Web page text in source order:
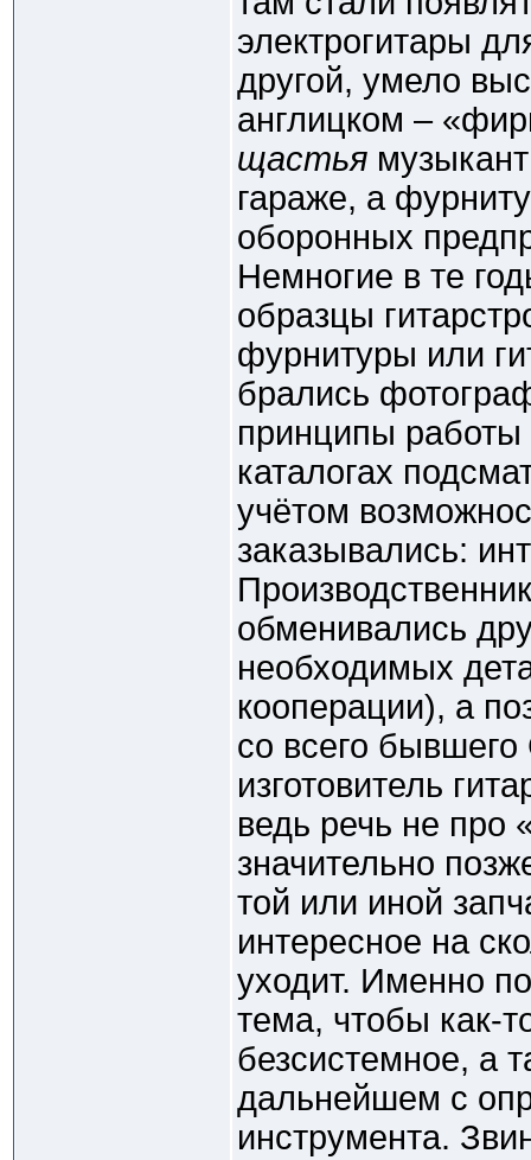
электрогитары
другой, умело
англицком –
щастья
гараже, а
оборонных
Немногие в те
образцы
фурнитуры или
брались
принципы работы
каталогах
учётом
заказывались:
обменивались
необходимых
кооперации), а
со всего
изготовитель
ведь речь не про
значительно
той или иной
интересное на
уходит. Именно
тема, чтобы как-
безсистемное, а
дальнейшем с
инструмента.